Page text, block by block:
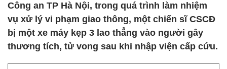
Công an TP Hà Nội, trong quá trình làm nhiệm
vụ xử lý vi phạm giao thông, một chiến sĩ CSCĐ
bị một xe máy kẹp 3 lao thẳng vào người gây
thương tích, tử vong sau khi nhập viện cấp cứu.